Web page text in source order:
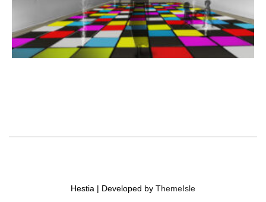
Hestia | Developed by ThemeIsle